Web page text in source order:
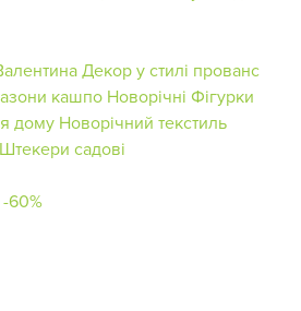
Декор у стилі прованс
кашпо Новорічні Фігурки
дому Новорічний текстиль
Штекери садові
-60%